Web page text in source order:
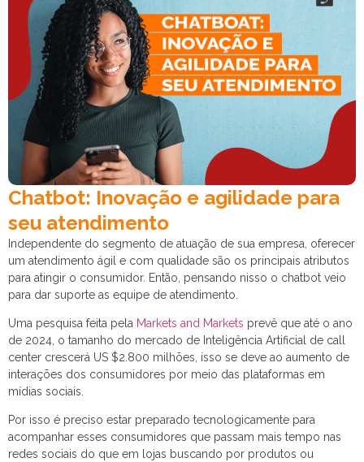
Chatbot: Inovação e agilidade para
seu atendimento
Independente do segmento de atuação de sua empresa, oferecer
um atendimento ágil e com qualidade são os principais atributos
para atingir o consumidor. Então, pensando nisso o chatbot veio
para dar suporte as equipe de atendimento.
Uma pesquisa feita pela Markets and Markets prevê que até o ano
de 2024, o tamanho do mercado de Inteligência Artificial de call
center crescerá US $2.800 milhões, isso se deve ao aumento de
interações dos consumidores por meio das plataformas em
mídias sociais.
Por isso é preciso estar preparado tecnologicamente para
acompanhar esses consumidores que passam mais tempo nas
redes sociais do que em lojas buscando por produtos ou